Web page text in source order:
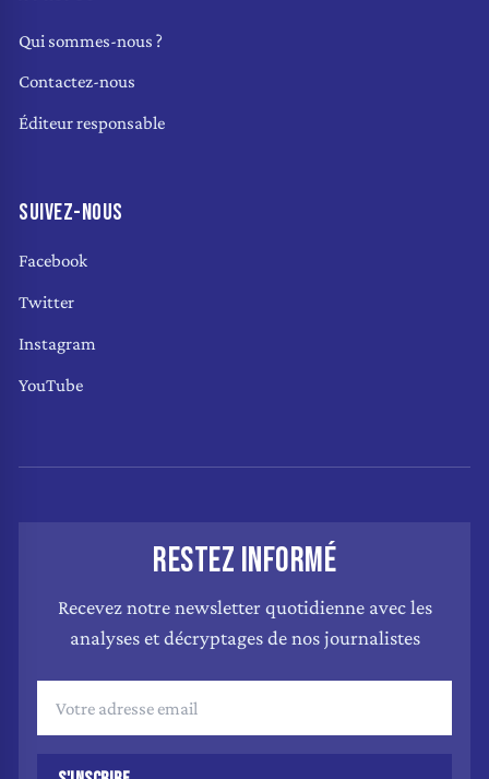
Qui sommes-nous ?
Contactez-nous
Éditeur responsable
SUIVEZ-NOUS
Facebook
Twitter
Instagram
YouTube
RESTEZ INFORMÉ
Recevez notre newsletter quotidienne avec les
analyses et décryptages de nos journalistes